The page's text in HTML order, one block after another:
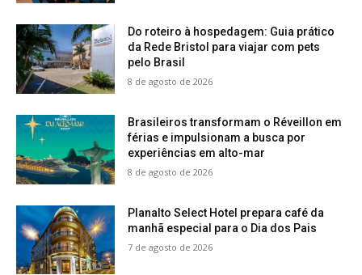
Do roteiro à hospedagem: Guia prático
da Rede Bristol para viajar com pets
pelo Brasil
8 de agosto de 2026
Brasileiros transformam o Réveillon em
férias e impulsionam a busca por
experiências em alto-mar
8 de agosto de 2026
Planalto Select Hotel prepara café da
manhã especial para o Dia dos Pais
7 de agosto de 2026